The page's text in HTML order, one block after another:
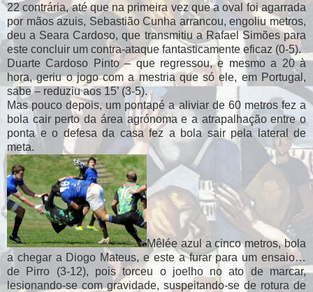
22 contrária, até que na primeira vez que a oval foi agarrada
por mãos azuis, Sebastião Cunha arrancou, engoliu metros,
deu a Seara Cardoso, que transmitiu a Rafael Simões para
este concluir um contra-ataque fantasticamente eficaz (0-5).
Duarte Cardoso Pinto – que regressou, e mesmo a 20 à
hora, geriu o jogo com a mestria que só ele, em Portugal,
sabe – reduziu aos 15’ (3-5).
Mas pouco depois, um pontapé a aliviar de 60 metros fez a
bola cair perto da área agrónoma e a atrapalhação entre o
ponta e o defesa da casa fez a bola sair pela lateral de
meta.
Mêlée azul a cinco metros, bola
a chegar a Diogo Mateus, e este a furar para um ensaio…
de Pirro (3-12), pois torceu o joelho no ato de marcar,
lesionando-se com gravidade, suspeitando-se de rotura de